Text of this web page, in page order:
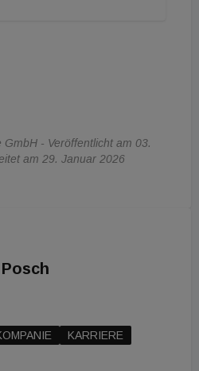
- Veröffentlicht am 03.
am 29. Januar 2026
KARRIERE